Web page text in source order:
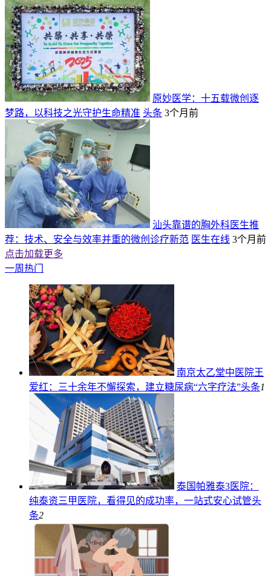
原妙医学：十五载微创逐
梦路，以科技之光守护生命精准 头条 3个月前
汕头靠谱的胸外科医生推
荐：技术、安全与效率并重的微创诊疗新范 医生在线 3个月前
点击加载更多
一周热门
南京太乙堂中医院王
爱红：三十余年不懈探索，建立糖尿病“六字疗法”头条1
泰国帕雅泰3医院：
纯泰资三甲医院，看得见的成功率，一站式安心试管头
条2